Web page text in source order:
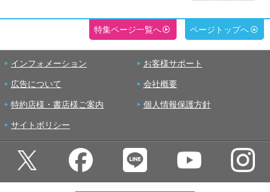
特集ページ一覧へ ページトップへ
インフォメーション お客様サポート
広告について 会社概要
特約店様・書店様ご案内 個人情報保護方針
サイトポリシー